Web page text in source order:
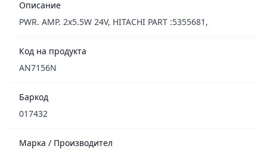
Описание
PWR. AMP. 2x5.5W 24V, HITACHI PART :5355681,
Код на продукта
AN7156N
Баркод
017432
Марка / Производител